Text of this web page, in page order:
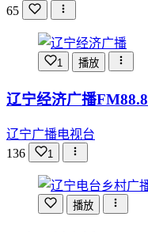
65
1 播放
辽宁经济广播FM88.8
辽宁广播电视台
136
1
播放